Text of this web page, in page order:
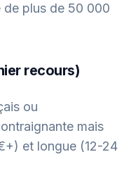
de plus de 50 000
recours)
ou
mais
et longue (12-24